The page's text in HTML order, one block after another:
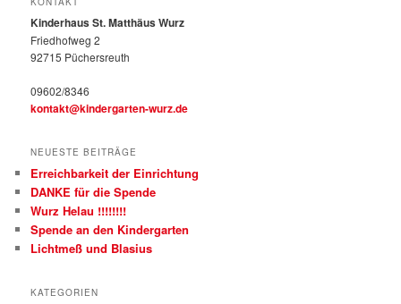
Kinderhaus St. Matthäus Wurz
Friedhofweg 2
92715 Püchersreuth
09602/8346
kontakt@kindergarten-wurz.de
NEUESTE BEITRÄGE
Erreichbarkeit der Einrichtung
DANKE für die Spende
Wurz Helau !!!!!!!!
Spende an den Kindergarten
Lichtmeß und Blasius
KATEGORIEN